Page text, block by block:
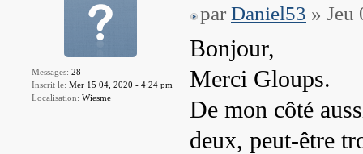
Messages: 28
Inscrit le: Mer 15 04, 2020 - 4:24 pm
Localisation: Wiesme
par Daniel53 » Jeu
Bonjour,
Merci Gloups.
De mon côté
deux, peut-être